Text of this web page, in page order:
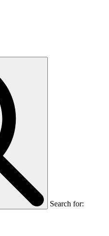
Search for: